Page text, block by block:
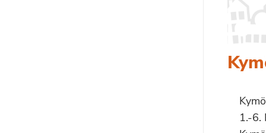
1.-6.